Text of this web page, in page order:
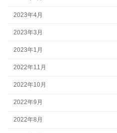
2023年4月
2023年3月
2023年1月
2022年11月
2022年10月
2022年9月
2022年8月